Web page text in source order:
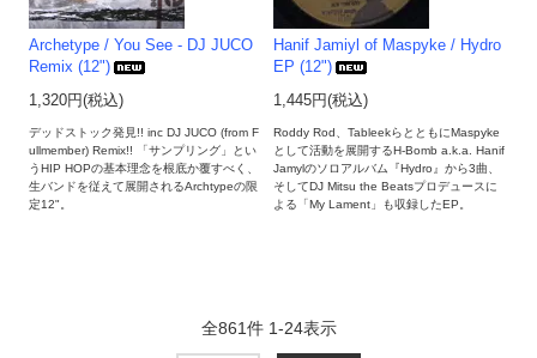
Archetype / You See - DJ JUCO
Remix (12")
1,320円(税込)
デッドストック発見!! inc DJ JUCO (from F
ullmember) Remix!! 「サンプリング」とい
うHIP HOPの基本理念を根底か覆すべく、
生バンドを従えて展開されるArchtypeの限
定12"。
Hanif Jamiyl of Maspyke / Hydro
EP (12")
1,445円(税込)
Roddy Rod、TableekらとともにMaspyke
として活動を展開するH-Bomb a.k.a. Hanif
Jamylのソロアルバム『Hydro』から3曲、
そしてDJ Mitsu the Beatsプロデュースに
よる「My Lament」も収録したEP。
全861件 1-24表示